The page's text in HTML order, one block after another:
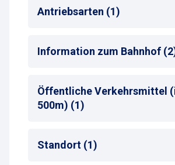
Max. Parkdauer: max. 1 Woche
Monatsparkschein
Antriebsarten (1)
Information zum Bahnhof
Bahnhof
: Aulendorf
Entfernung zum nächsten
50-99 m
Öffentliche Verkehrsmittel
500m) (1)
Zug-Haltestelle
Standort (1)